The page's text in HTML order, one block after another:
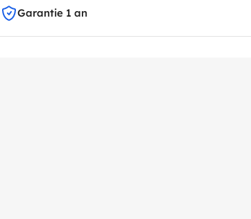
Garantie 1 an